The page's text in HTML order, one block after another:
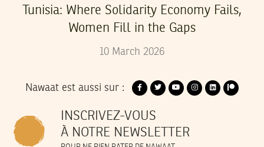
Tunisia: Where Solidarity Economy Fails,
Women Fill in the Gaps
10 March 2026
Nawaat est aussi sur :
INSCRIVEZ-VOUS
À NOTRE NEWSLETTER